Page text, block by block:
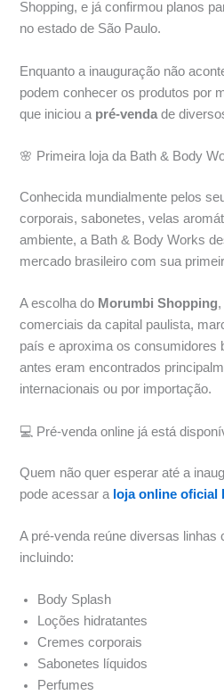
Shopping, e já confirmou planos
no estado de São Paulo.
Enquanto a inauguração não
podem conhecer os produtos por
que iniciou a pré-venda de
🌸 Primeira loja da Bath & Body
Conhecida mundialmente pelos
corporais, sabonetes, velas
ambiente, a Bath & Body Works
mercado brasileiro com sua
A escolha do Morumbi Shopping
comerciais da capital paulista,
país e aproxima os consumidores
antes eram encontrados
internacionais ou por importação.
💻 Pré-venda online já está
Quem não quer esperar até a
pode acessar a loja online oficial
A pré-venda reúne diversas linhas
incluindo:
Body Splash
Loções hidratantes
Cremes corporais
Sabonetes líquidos
Perfumes